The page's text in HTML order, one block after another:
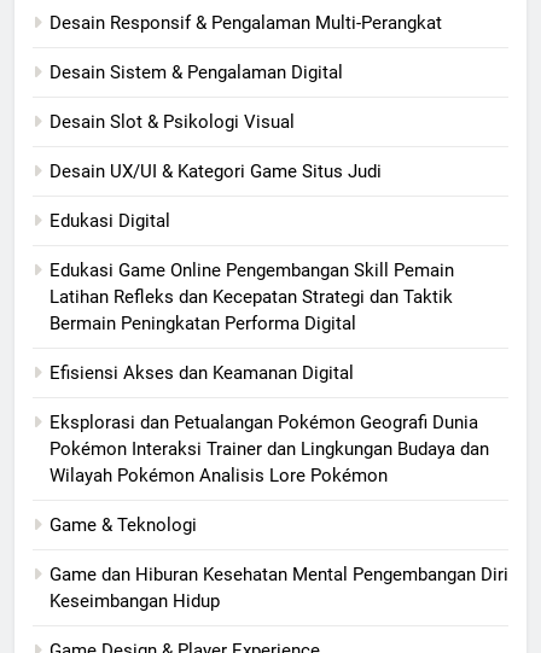
Desain Responsif & Pengalaman Multi-Perangkat
Desain Sistem & Pengalaman Digital
Desain Slot & Psikologi Visual
Desain UX/UI & Kategori Game Situs Judi
Edukasi Digital
Edukasi Game Online Pengembangan Skill Pemain
Latihan Refleks dan Kecepatan Strategi dan Taktik
Bermain Peningkatan Performa Digital
Efisiensi Akses dan Keamanan Digital
Eksplorasi dan Petualangan Pokémon Geografi Dunia
Pokémon Interaksi Trainer dan Lingkungan Budaya dan
Wilayah Pokémon Analisis Lore Pokémon
Game & Teknologi
Game dan Hiburan Kesehatan Mental Pengembangan Diri
Keseimbangan Hidup